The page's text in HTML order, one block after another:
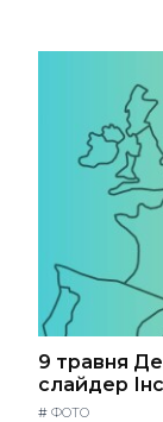
9 травня
слайдер
# ФОТО